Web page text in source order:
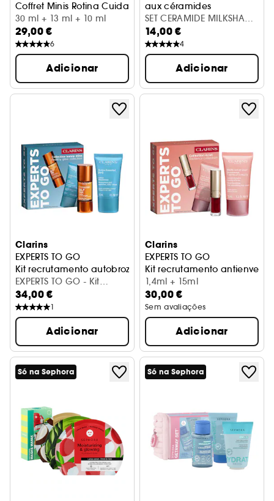
Coffret Minis Rotina Cuidado Hidratante Rosto
30 ml + 13 ml + 10 ml
29,00 €
6
Adicionar
aux céramides
Bálsamos de cor aroma
SET CERAMIDE MILKSHAKE
MINI BALMS
14,00 €
4
Adicionar
Clarins
EXPERTS TO GO
Kit recrutamento autobrozeador rosto e Hydra Essentiel
EXPERTS TO GO - Kit
recrutamento
autobrozeador rosto e
Hydra Essentiel
34,00 €
1
Adicionar
Clarins
EXPERTS TO GO
Kit recrutamento
1,4ml + 15ml
30,00 €
Sem avaliações
Adicionar
Só na Sephora Só na Sephora